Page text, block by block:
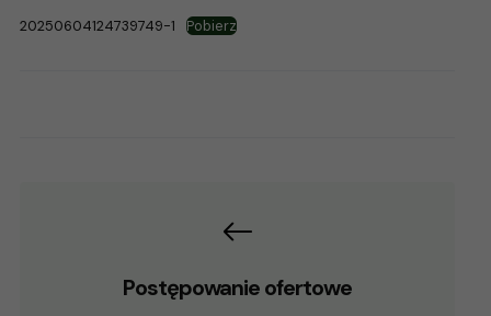
20250604124739749-1 Pobierz
Postępowanie ofertowe